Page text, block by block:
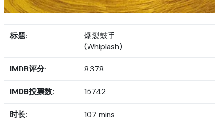
标题:
爆裂鼓手
(Whiplash)
IMDB评分: 8.378
IMDB投票数: 15742
时长: 107 mins